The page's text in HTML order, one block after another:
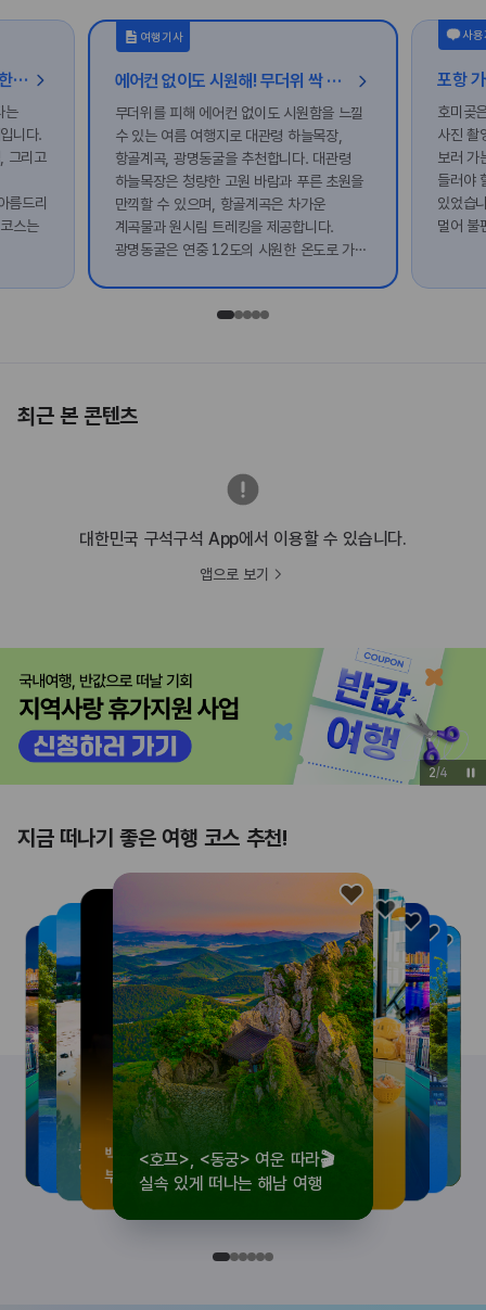
성밖숲에서 펼쳐진 밤의 축제, 대한민국 밤밤페스타
는
니다.
그리고
름드리
스는
여행기사
에어컨 없이도 시원해! 무더위 싹 날리는 여름 휴가 여행지 추천
무더위를 피해 에어컨 없이도 시원함을 느낄
수 있는 여름 여행지로 대관령 하늘목장,
항골계곡, 광명동굴을 추천합니다. 대관령
하늘목장은 청량한 고원 바람과 푸른 초원을
만끽할 수 있으며, 항골계곡은 차가운
계곡물과 원시림 트레킹을 제공합니다.
광명동굴은 연중 12도의 시원한 온도로 가족
사
호미곶
사진 촬
보러 가
들러야
있었습
멀어 불
최근 본 콘텐츠
대한민국 구석구석 App에서 이용할 수 있습니다.
앱으로 보기
3/4
지금 떠나기 좋은 여행 코스 추천!
<호프>, <동궁> 여운 따라🎬
실속 있게 떠나는 해남 여행
로컬 감성 수집!
전국 로컬 기념품숍 3곳⭐
우리말이 더 재미있어지는
세종 한글 여행
숲길부터 천년 고찰까지!
마음에 쉼을 더하는 부안
뚜벅이 여행자 주목🚶
양양 1박 2일 코스
백제의 숨결을 따라,
부여에서 만나는 여름
<호프>, <동궁> 여운 따라🎬
실속 있게 떠나는 해남 여행
로컬 감성 수집!
전국 로컬 기념품숍 3곳⭐
우리말이 더 재미있어지는
세종 한글 여행
숲길부터 천년 고찰까지!
마음에 쉼을 더하는 부안
뚜벅이 여행자 주목🚶
양양 1박 2일 코스
백제의 숨결을 따라,
부여에서 만나는 여름
<호프>, <동궁> 여운 따라🎬
실속 있게 떠나는 해남 여행
로컬 감성 수집!
전국 로컬 기념품숍 3곳⭐
우리말이 더 재미있어지는
세종 한글 여행
숲길부터 천년 고찰까지!
마음에 쉼을 더하는 부안
뚜벅이 여행자 주목🚶
양양 1박 2일 코스
백제의 숨결을 따라,
부여에서 만나는 여름